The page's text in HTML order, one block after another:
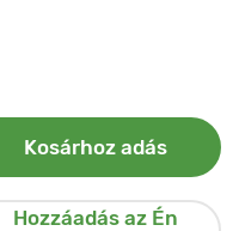
Kosárhoz adás
Hozzáadás az Én